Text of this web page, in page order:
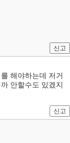
신고
해야하는데 저거
안할수도 있겠지
신고